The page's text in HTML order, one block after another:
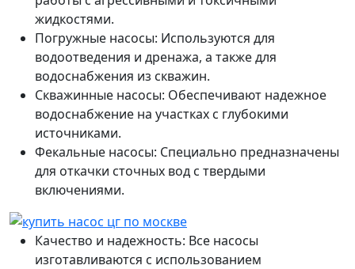
жидкостями.
Погружные насосы: Используются для
водоотведения и дренажа, а также для
водоснабжения из скважин.
Скважинные насосы: Обеспечивают надежное
водоснабжение на участках с глубокими
источниками.
Фекальные насосы: Специально предназначены
для откачки сточных вод с твердыми
включениями.
Качество и надежность: Все насосы
изготавливаются с использованием